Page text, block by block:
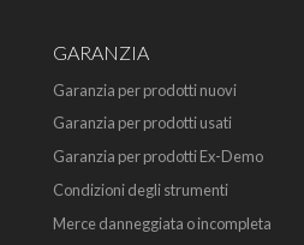
GARANZIA
Garanzia per prodotti nuovi
Garanzia per prodotti usati
Garanzia per prodotti Ex-Demo
Condizioni degli strumenti
Merce danneggiata o incompleta